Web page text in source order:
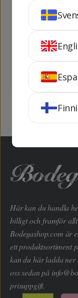
San
75 cl
SLUTSÅLD
Här kan du handla
billigt och framför
Bodegashop.com är
ett produktsortiment
kan du här ladda ner
oss sedan på
prisuppgift.